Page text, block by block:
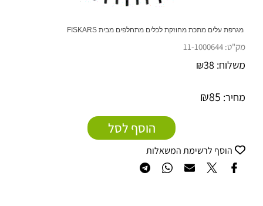
מגרפת עלים מתכת מחוזקת לכלים מתחלפים מבית FISKARS
מק"ט: 11-1000644
משלוח: ₪38
מחיר: ₪85
הוסף לסל
הוסף לרשימת המשאלות